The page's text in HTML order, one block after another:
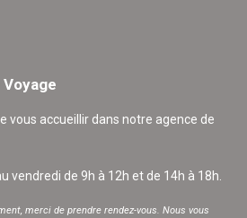
vous accueillir dans notre agence de
vendredi de 9h à 12h et de 14h à 18h.
merci de prendre rendez-vous. Nous vous